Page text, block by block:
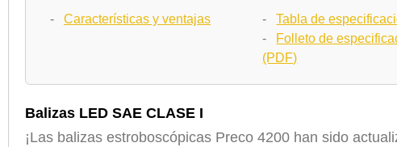
- Características y ventajas -Tabla de
- Folleto de
(PDF)
Balizas LED SAE CLASE I
¡Las balizas estroboscópicas Preco 4200 han sido